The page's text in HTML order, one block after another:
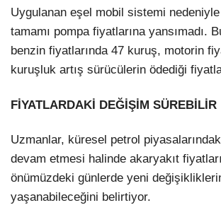
Uygulanan eşel mobil sistemi nedeniyle
tamamı pompa fiyatlarına yansımadı.
benzin fiyatlarında 47 kuruş, motorin
kuruşluk artış sürücülerin ödediği
FİYATLARDAKİ DEĞİŞİM SÜREBİLİR
Uzmanlar, küresel petrol
devam etmesi halinde akaryakıt
önümüzdeki günlerde yeni
yaşanabileceğini belirtiyor.